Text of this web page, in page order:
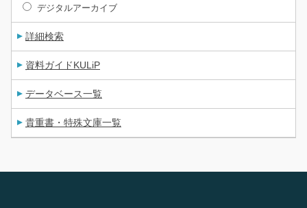
デジタルアーカイブ
詳細検索
資料ガイドKULiP
データベース一覧
貴重書・特殊文庫一覧